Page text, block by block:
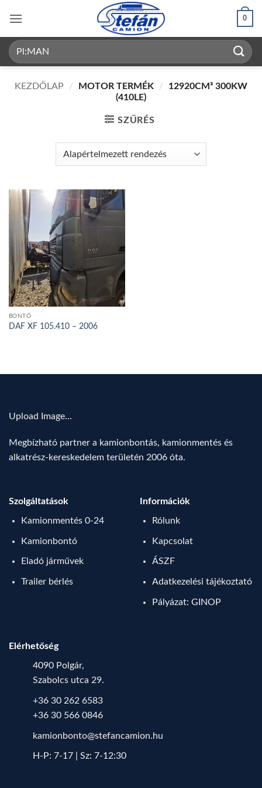
content
0
Keresés
a
KEZDŐLAP / MOTOR TERMÉK /
12920CM³ 300KW
(410LE)
SZŰRÉS
BONTÓ
DAF XF 105.410 – 2006
Upload Image...
Megbízható partner a kamionbontás, kamionmentés és
alkatrész-kereskedelem területén 2006 óta.
Szolgáltatások
Kamionmentés 0-24
Kamionbontó
Eladó járművek
Trailer bérlés
Információk
Rólunk
Kapcsolat
ÁSZF
Adatkezelési tájékoztató
Pályázat: GINOP
Elérhetőség
4090 Polgár,
Szabolcs utca 29.
+36 30 262 6583
+36 30 566 0846
kamionbonto@stefancamion.hu
H-P: 7-17 | Sz: 7-12:30